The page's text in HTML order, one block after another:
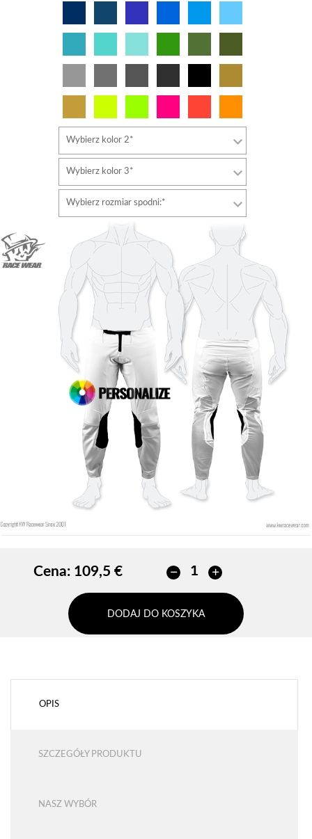
Wybierz kolor 2*
Wybierz kolor 3*
Wybierz rozmiar spodni:*
Cena: 109,5 €
DODAJ DO KOSZYKA
OPIS
SZCZEGÓŁY PRODUKTU
NASZ WYBÓR